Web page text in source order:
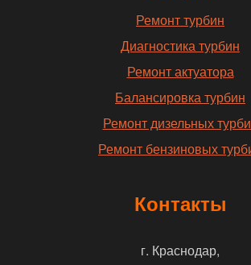
Ремонт турбин
Диагностика турбин
Ремонт актуатора
Балансировка турбин
Ремонт дизельных
Ремонт бензиновых
Контакты
г. Краснодар,